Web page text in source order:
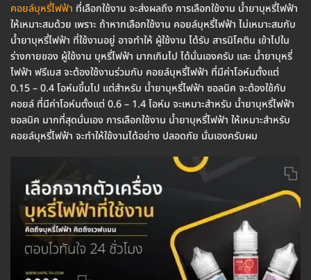
คอยล์บุหรี่ไฟฟ้า ที่เลือกใช้งาน จะส่งผลถึง การเลือกใช้งาน น้ำยาบุหรี่ไฟฟ้า
ให้เหมาะสมด้วย เพราะ ถ้าหากเลือกใช้งาน คอยล์บุหรี่ไฟฟ้า ไม่เหมาะสมกับ
น้ำยาบุหรี่ไฟฟ้า ที่ใช้งานอยู่ อาจทำให้ ผู้ใช้งาน ได้รับ สารนิโคติน เข้าไปใน
ร่างกายของ ผู้ใช้งาน บุหรี่ไฟฟ้า มากเกินไป ได้นั่นเองครับ และ น้ำยาบุหรี่
ไฟฟ้า ฟรีเบส จะต้องใช้งานร่วมกับ คอยล์บุหรี่ไฟฟ้า ที่มีค่าโอห์มตั้งแต่
0.15 – 0.4 โอห์มขึ้นไป แต่สำหรับ น้ำยาบุหรี่ไฟฟ้า ซอลนิค จะต้องใช้กับ
คอยล์ ที่มีค่าโอห์มตั้งแต่ 0.6 – 1.4 โอห์ม จะเหมาะสำหรับ น้ำยาบุหรี่ไฟฟ้า
ซอลนิค มากที่สุดนั่นเอง การเลือกใช้งาน น้ำยาบุหรี่ไฟฟ้า ให้เหมาะสำหรับ
คอยล์บุหรี่ไฟฟ้า จะทำให้ใช้งานได้อย่าง ปลอดภัย นั่นเองครับผม